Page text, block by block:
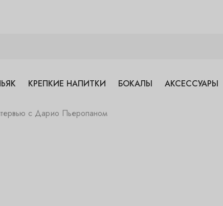
КРЕПКИЕ НАПИТКИ БОКАЛЫ АКСЕССУАРЫ
с Дарио Пьеропаном